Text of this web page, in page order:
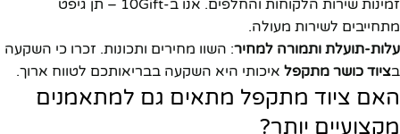
זמינות שירות הלקוחות והחלפים. אנו ב-10Gift – תן גיפט
מתחייבים לשירות מעולה.
עלות-תועלת ותמורה למחיר: השוו מחירים ותכונות. זכרו כי השקעה
בציוד כושר מתקפל איכותי היא השקעה בבריאותכם לטווח ארוך.
האם ציוד מתקפל מתאים גם למתאמנים
מקצועיים יותר?